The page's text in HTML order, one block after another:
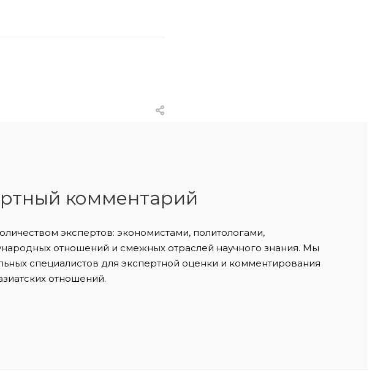
комментарий
экспертов: экономистами, политологами,
отношений и смежных отраслей научного знания. Мы
специалистов для экспертной оценки и комментирования
отношений.